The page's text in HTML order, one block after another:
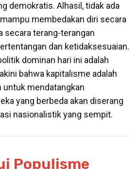
demokratis. Alhasil, tidak ada
membedakan diri secara
secara terang-terangan
dan ketidaksesuaian.
dominan hari ini adalah
bahwa kapitalisme adalah
untuk mendatangkan
yang berbeda akan diserang
nasionalistik yang sempit.
Populisme